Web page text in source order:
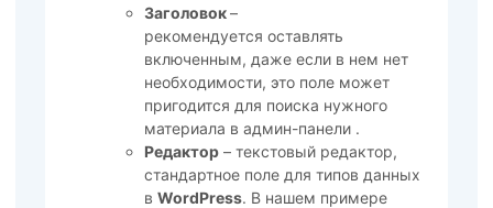
Заголовок–
рекомендуется оставлять
включенным, даже если в нем нет
необходимости, это поле может
пригодится для поиска нужного
материала в админ-панели .
Редактор– текстовый редактор,
стандартное поле для типов данных
в WordPress. В нашем примере